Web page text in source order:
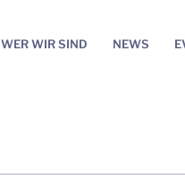
WER WIR SIND NEWS